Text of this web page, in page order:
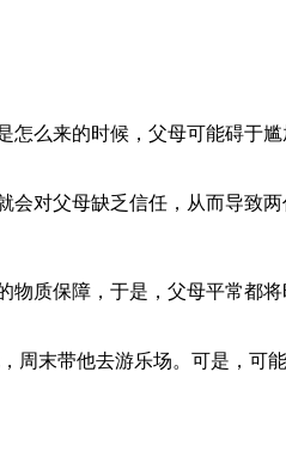
么来的时候，父母可能碍于
对父母缺乏信任，从而导致两
质保障，于是，父母平常都
末带他去游乐场。可是，可